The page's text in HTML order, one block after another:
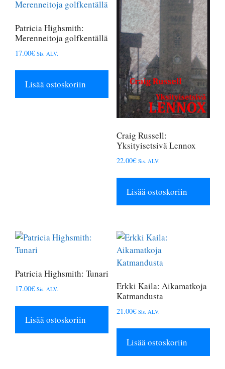
Patricia Highsmith:
Merenneitoja golfkentällä
17.00€ Sis. ALV.
Lisää ostoskoriin
Craig Russell:
Yksityisetsivä Lennox
22.00€ Sis. ALV.
Lisää ostoskoriin
Patricia Highsmith: Tunari
17.00€ Sis. ALV.
Lisää ostoskoriin
Erkki Kaila: Aikamatkoja
Katmandusta
21.00€ Sis. ALV.
Lisää ostoskoriin